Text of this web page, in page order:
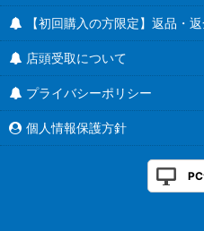
【初回購入の方限定】返品・
店頭受取について
プライバシーポリシー
個人情報保護方針